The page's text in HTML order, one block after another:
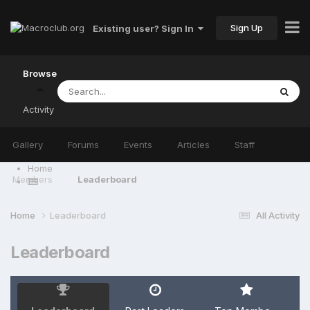
Existing user? Sign In Sign Up
Browse
Gallery Forums Events Articles Staff
Members Leaderboard
Activity
Home
All Activity
Home Leaderboard
Leaderboard